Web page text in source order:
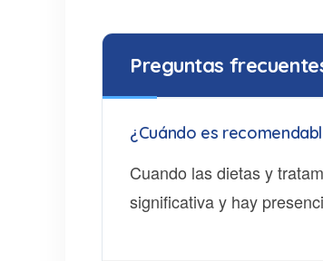
Preguntas
¿Cuándo es
Cuando las dietas y
significativa y hay